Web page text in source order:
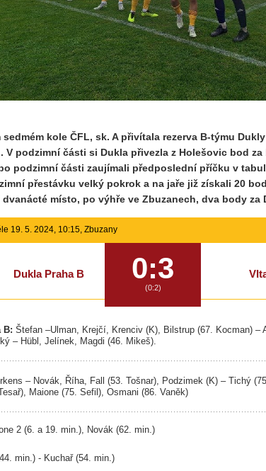
sedmém kole ČFL, sk. A přivítala rezerva B-týmu
V podzimní části si Dukla přivezla z Holešovic bod za
podzimní části zaujímali předposlední příčku v
přestávku velký pokrok a na jaře již získali 20
dvanácté místo, po výhře ve Zbuzanech, dva body za
19. 5. 2024, 10:15, Zbuzany
Dukla Praha B 0:3
(0:2)
B: Štefan –Ulman, Krejčí, Krenciv (K), Bilstrup (67. Kocman) –
– Hübl, Jelínek, Magdi (46. Mikeš).
– Novák, Říha, Fall (53. Tošnar), Podzimek (K) – Tichý
Maione (75. Sefil), Osmani (86. Vaněk)
2 (6. a 19. min.), Novák (62. min.)
min.) - Kuchař (54. min.)